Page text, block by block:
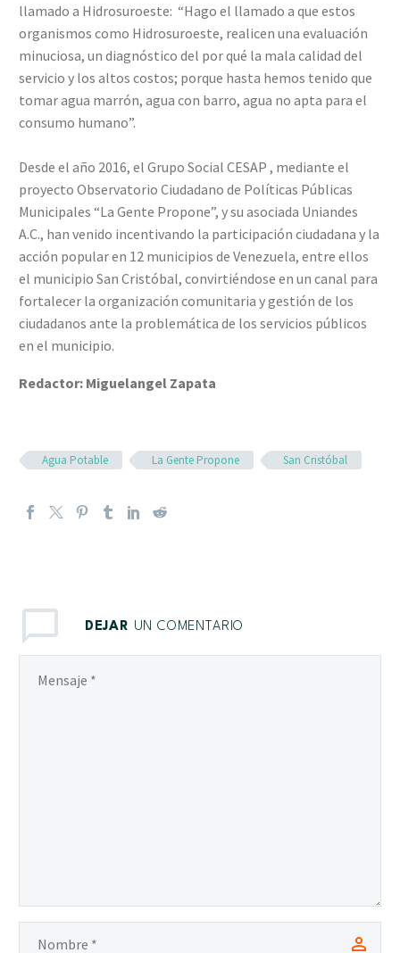
llamado a Hidrosuroeste: “Hago el llamado a que estos
organismos como Hidrosuroeste, realicen una evaluación
minuciosa, un diagnóstico del por qué la mala calidad del
servicio y los altos costos; porque hasta hemos tenido que
tomar agua marrón, agua con barro, agua no apta para el
consumo humano”.
Desde el año 2016, el Grupo Social CESAP , mediante el
proyecto Observatorio Ciudadano de Políticas Públicas
Municipales “La Gente Propone”, y su asociada Uniandes
A.C., han venido incentivando la participación ciudadana y la
acción popular en 12 municipios de Venezuela, entre ellos
el municipio San Cristóbal, convirtiéndose en un canal para
fortalecer la organización comunitaria y gestión de los
ciudadanos ante la problemática de los servicios públicos
en el municipio.
Redactor: Miguelangel Zapata
Agua Potable La Gente Propone San Cristóbal
DEJAR UN COMENTARIO